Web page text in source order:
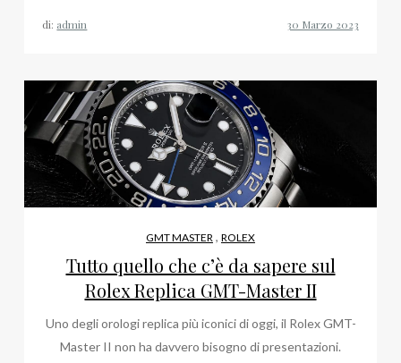
di: admin
GMT MASTER , ROLEX
Tutto quello che c’è da sapere sul
Rolex Replica GMT-Master II
Uno degli orologi replica più iconici di oggi, il Rolex GMT-
Master II non ha davvero bisogno di presentazioni.